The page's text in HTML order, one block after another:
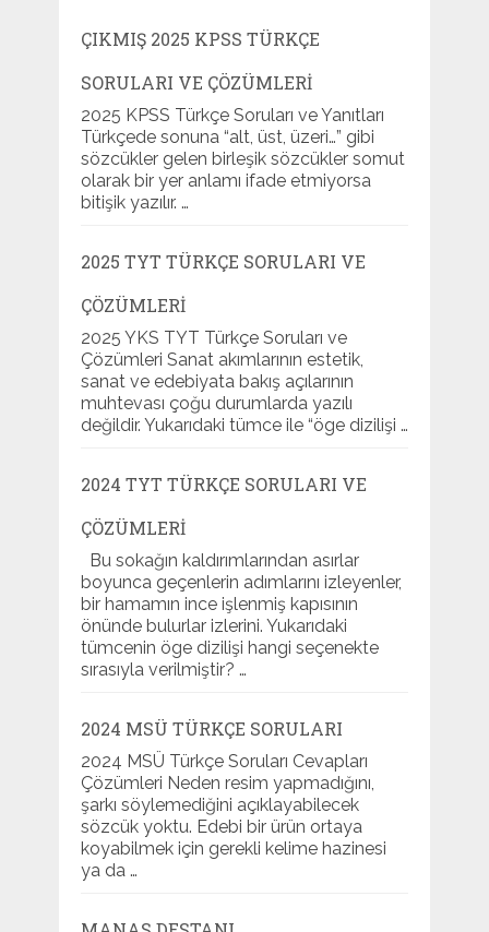
ÇIKMIŞ 2025 KPSS TÜRKÇE
SORULARI VE ÇÖZÜMLERI
2025 KPSS Türkçe Soruları ve Yanıtları
Türkçede sonuna “alt, üst, üzeri…” gibi
sözcükler gelen birleşik sözcükler somut
olarak bir yer anlamı ifade etmiyorsa
bitişik yazılır. …
2025 TYT TÜRKÇE SORULARI VE
ÇÖZÜMLERI
2025 YKS TYT Türkçe Soruları ve
Çözümleri Sanat akımlarının estetik,
sanat ve edebiyata bakış açılarının
muhtevası çoğu durumlarda yazılı
değildir. Yukarıdaki tümce ile “öge dizilişi …
2024 TYT TÜRKÇE SORULARI VE
ÇÖZÜMLERI
Bu sokağın kaldırımlarından asırlar
boyunca geçenlerin adımlarını izleyenler,
bir hamamın ince işlenmiş kapısının
önünde bulurlar izlerini. Yukarıdaki
tümcenin öge dizilişi hangi seçenekte
sırasıyla verilmiştir? …
2024 MSÜ TÜRKÇE SORULARI
2024 MSÜ Türkçe Soruları Cevapları
Çözümleri Neden resim yapmadığını,
şarkı söylemediğini açıklayabilecek
sözcük yoktu. Edebi bir ürün ortaya
koyabilmek için gerekli kelime hazinesi
ya da …